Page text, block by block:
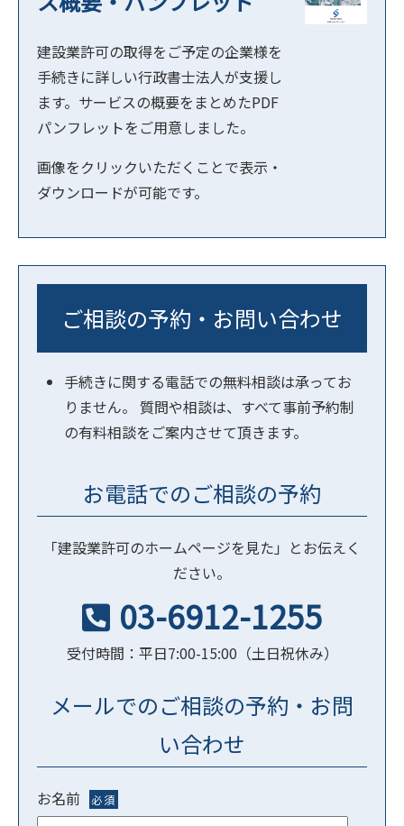
建設業許可の取得をご予定の企業様を
手続きに詳しい行政書士法人が支援し
ます。サービスの概要をまとめたPDF
パンフレットをご用意しました。
画像をクリックいただくことで表示・
ダウンロードが可能です。
ご相談の予約・お問い合わせ
手続きに関する電話での無料相談は承ってお
りません。 質問や相談は、すべて事前予約制
の有料相談をご案内させて頂きます。
お電話でのご相談の予約
「建設業許可のホームページを見た」とお伝えく
ださい。
03-6912-1255
受付時間：平日7:00-15:00（土日祝休み）
メールでのご相談の予約・お問
い合わせ
お名前 必須